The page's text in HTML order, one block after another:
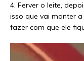
4. Ferver o leite,
isso que vai manter
fazer com que ele